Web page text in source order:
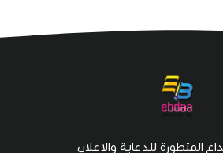
المتطورة للدعاية والاعلان